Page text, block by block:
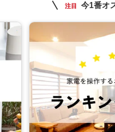
注目 今1番オ